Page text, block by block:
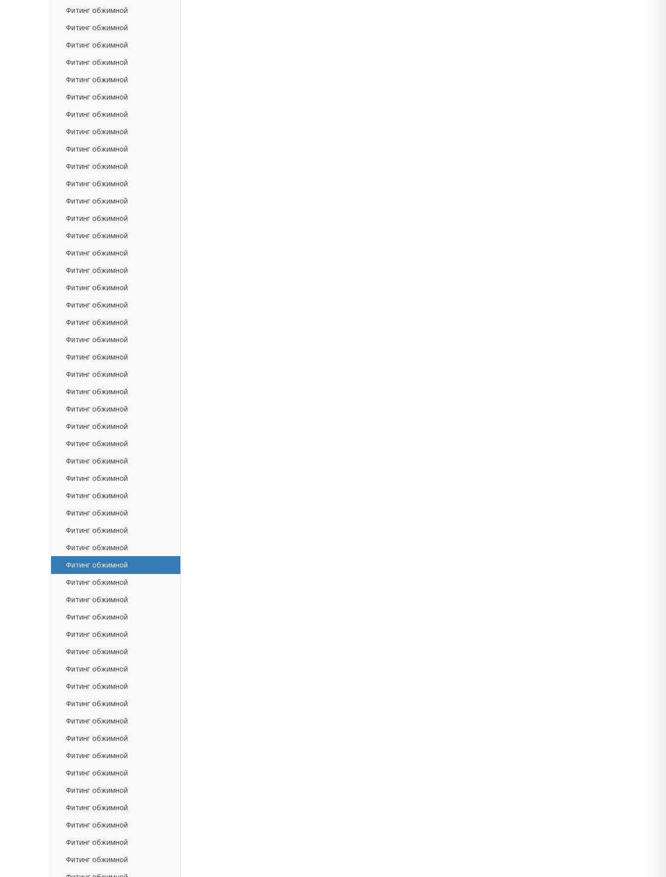
Фитинг обжимной
Фитинг обжимной
Фитинг обжимной
Фитинг обжимной
Фитинг обжимной
Фитинг обжимной
Фитинг обжимной
Фитинг обжимной
Фитинг обжимной
Фитинг обжимной
Фитинг обжимной
Фитинг обжимной
Фитинг обжимной
Фитинг обжимной
Фитинг обжимной
Фитинг обжимной
Фитинг обжимной
Фитинг обжимной
Фитинг обжимной
Фитинг обжимной
Фитинг обжимной
Фитинг обжимной
Фитинг обжимной
Фитинг обжимной
Фитинг обжимной
Фитинг обжимной
Фитинг обжимной
Фитинг обжимной
Фитинг обжимной
Фитинг обжимной
Фитинг обжимной
Фитинг обжимной
Фитинг обжимной
Фитинг обжимной
Фитинг обжимной
Фитинг обжимной
Фитинг обжимной
Фитинг обжимной
Фитинг обжимной
Фитинг обжимной
Фитинг обжимной
Фитинг обжимной
Фитинг обжимной
Фитинг обжимной
Фитинг обжимной
Фитинг обжимной
Фитинг обжимной
Фитинг обжимной
Фитинг обжимной
Фитинг обжимной